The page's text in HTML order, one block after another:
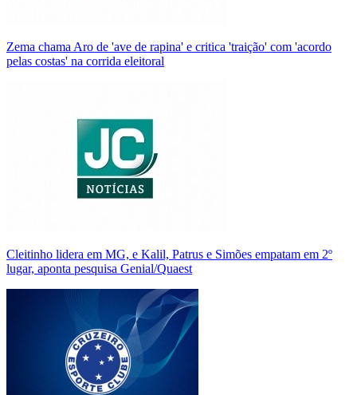
Zema chama Aro de 'ave de rapina' e critica 'traição' com 'acordo
pelas costas' na corrida eleitoral
Cleitinho lidera em MG, e Kalil, Patrus e Simões empatam em 2º
lugar, aponta pesquisa Genial/Quaest